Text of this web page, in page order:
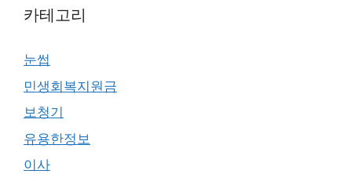
카테고리
눈썹
민생회복지원금
보청기
유용한정보
이사